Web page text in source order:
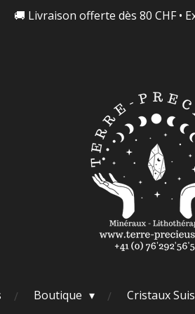
🚚 Livraison offerte dès 80 CHF •
Boutique Cristaux